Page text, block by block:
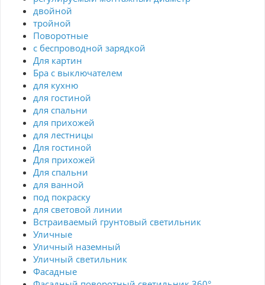
двойной
тройной
Поворотные
с беспроводной зарядкой
Для картин
Бра с выключателем
для кухню
для гостиной
для спальни
для прихожей
для лестницы
Для гостиной
Для прихожей
Для спальни
для ванной
под покраску
для световой линии
Встраиваемый грунтовый светильник
Уличные
Уличный наземный
Уличный светильник
Фасадные